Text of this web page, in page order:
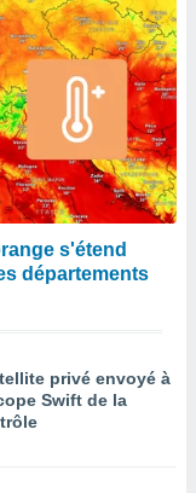
s'étend
départements
privé envoyé à
Swift de la